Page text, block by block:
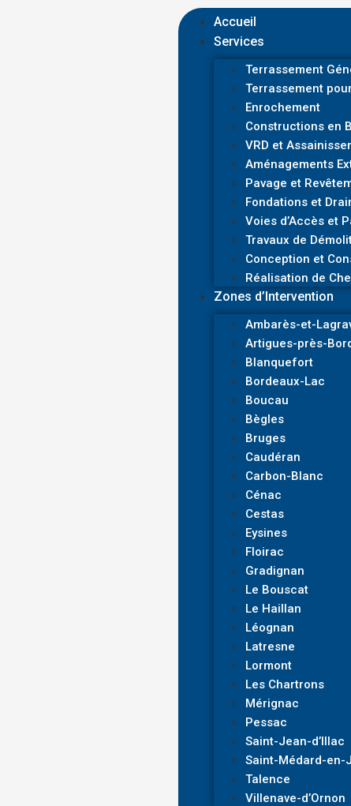
Accueil
Services
Terrassement
Terrassement
Enrochement
Constructions en
VRD et
Aménagements
Pavage et
Fondations et
Voies d’Accès et
Travaux de
Conception et
Réalisation de
Zones d’Intervention
Ambarès-et-
Artigues-près-
Blanquefort
Bordeaux-Lac
Boucau
Bègles
Bruges
Caudéran
Carbon-Blanc
Cénac
Cestas
Eysines
Floirac
Gradignan
Le Bouscat
Le Haillan
Léognan
Latresne
Lormont
Les Chartrons
Mérignac
Pessac
Saint-Jean-d’Illac
Saint-Médard-en-
Talence
Villenave-d’Ornon